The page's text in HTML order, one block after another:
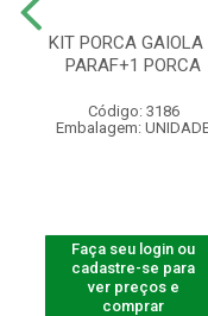
KIT PORCA GAIOLA
PARAF+1 PORCA
Código: 3186
Embalagem:
Faça seu login ou
cadastre-se para
ver preços e
comprar